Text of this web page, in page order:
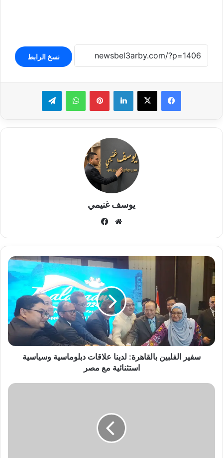
نسخ الرابط
لينكدإن بينتيريستواتساب تيلقرام
يوسف غنيمي
موقع
سفير
الفلبين
بالقاهرة:
علاقات
دبلوماسية
وسياسية
استثنائية
مع
سفير الفلبين بالقاهرة: لدينا علاقات دبلوماسية وسياسية
استثنائية مع مصر
دورة